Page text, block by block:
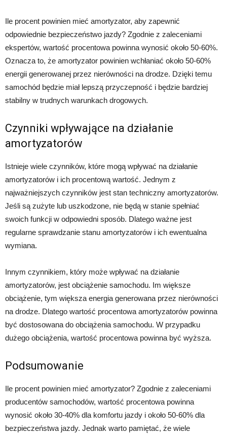
Ile procent powinien mieć amortyzator, aby zapewnić
odpowiednie bezpieczeństwo jazdy? Zgodnie z zaleceniami
ekspertów, wartość procentowa powinna wynosić około 50-60%.
Oznacza to, że amortyzator powinien wchłaniać około 50-60%
energii generowanej przez nierówności na drodze. Dzięki temu
samochód będzie miał lepszą przyczepność i będzie bardziej
stabilny w trudnych warunkach drogowych.
Czynniki wpływające na działanie
amortyzatorów
Istnieje wiele czynników, które mogą wpływać na działanie
amortyzatorów i ich procentową wartość. Jednym z
najważniejszych czynników jest stan techniczny amortyzatorów.
Jeśli są zużyte lub uszkodzone, nie będą w stanie spełniać
swoich funkcji w odpowiedni sposób. Dlatego ważne jest
regularne sprawdzanie stanu amortyzatorów i ich ewentualna
wymiana.
Innym czynnikiem, który może wpływać na działanie
amortyzatorów, jest obciążenie samochodu. Im większe
obciążenie, tym większa energia generowana przez nierówności
na drodze. Dlatego wartość procentowa amortyzatorów powinna
być dostosowana do obciążenia samochodu. W przypadku
dużego obciążenia, wartość procentowa powinna być wyższa.
Podsumowanie
Ile procent powinien mieć amortyzator? Zgodnie z zaleceniami
producentów samochodów, wartość procentowa powinna
wynosić około 30-40% dla komfortu jazdy i około 50-60% dla
bezpieczeństwa jazdy. Jednak warto pamiętać, że wiele